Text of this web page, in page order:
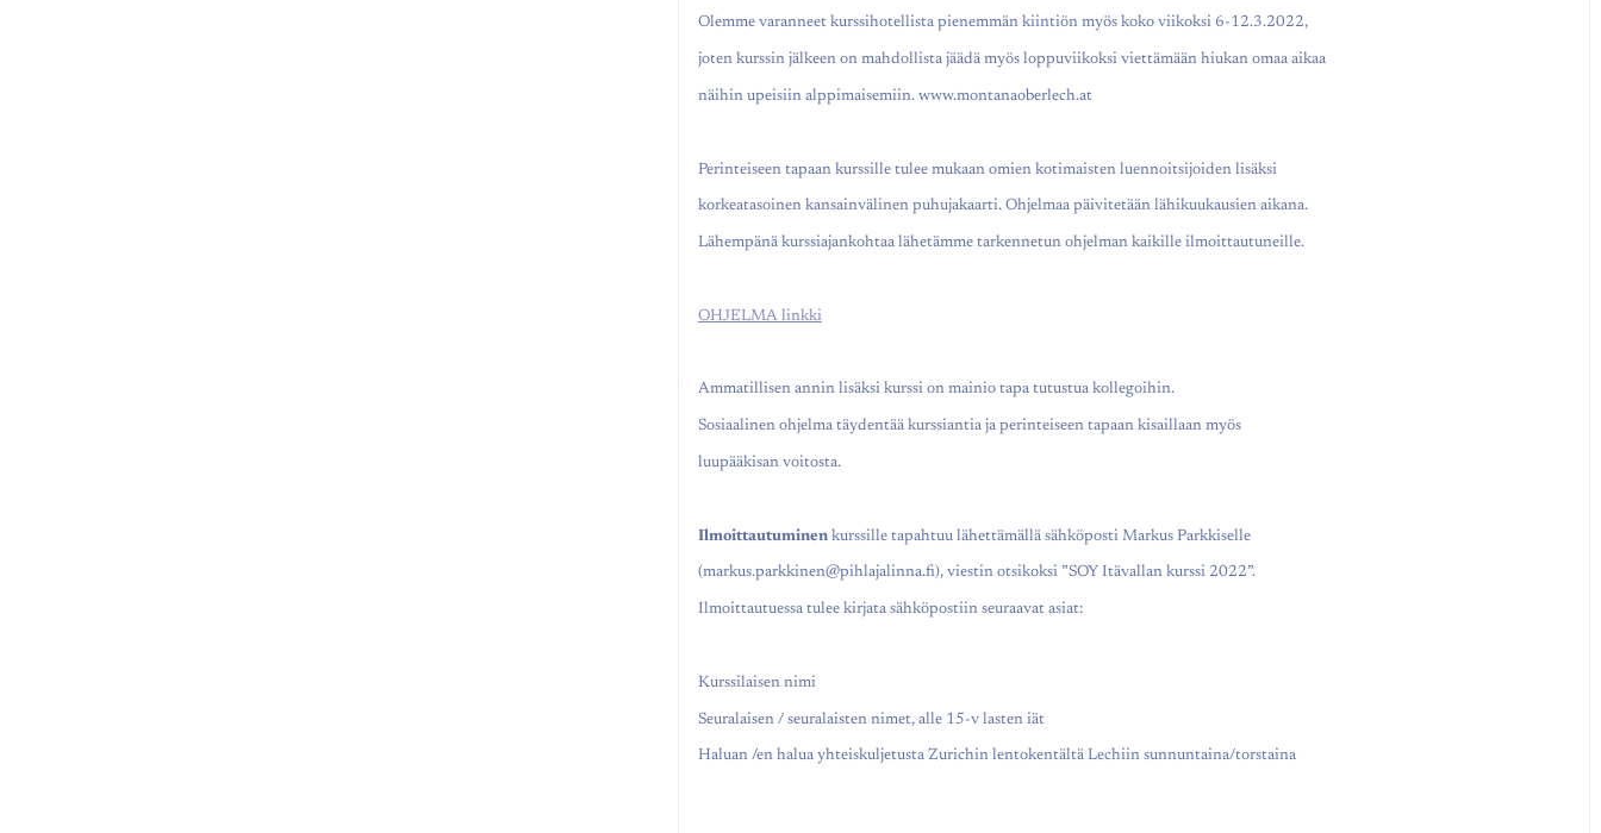
Olemme varanneet kurssihotellista pienemmän kiintiön myös koko viikoksi 6-12.3.2022,
joten kurssin jälkeen on mahdollista jäädä myös loppuviikoksi viettämään hiukan omaa aikaa
näihin upeisiin alppimaisemiin. www.montanaoberlech.at
Perinteiseen tapaan kurssille tulee mukaan omien kotimaisten luennoitsijoiden lisäksi
korkeatasoinen kansainvälinen puhujakaarti. Ohjelmaa päivitetään lähikuukausien aikana.
Lähempänä kurssiajankohtaa lähetämme tarkennetun ohjelman kaikille ilmoittautuneille.
OHJELMA linkki
Ammatillisen annin lisäksi kurssi on mainio tapa tutustua kollegoihin.
Sosiaalinen ohjelma täydentää kurssiantia ja perinteiseen tapaan kisaillaan myös
luupääkisan voitosta.
Ilmoittautuminenkurssille tapahtuu lähettämällä sähköposti Markus Parkkiselle
(markus.parkkinen@pihlajalinna.fi), viestin otsikoksi ”SOY Itävallan kurssi 2022”.
Ilmoittautuessa tulee kirjata sähköpostiin seuraavat asiat:
Kurssilaisen nimi
Seuralaisen / seuralaisten nimet, alle 15-v lasten iät
Haluan /en halua yhteiskuljetusta Zurichin lentokentältä Lechiin sunnuntaina/torstaina